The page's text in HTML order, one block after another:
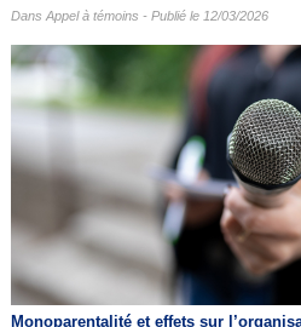
Dans Appel à témoins - Publié le 12/03/2026
Monoparentalité et effets sur